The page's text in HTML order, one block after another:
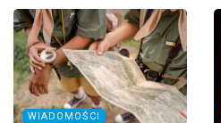
WIADOMOŚCI